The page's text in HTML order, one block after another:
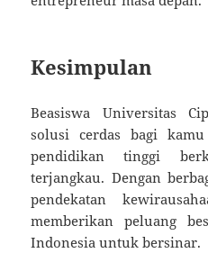
Kesimpulan
Beasiswa Universitas
solusi cerdas bagi
pendidikan tinggi
terjangkau. Dengan
pendekatan
memberikan peluang
Indonesia untuk bersinar.